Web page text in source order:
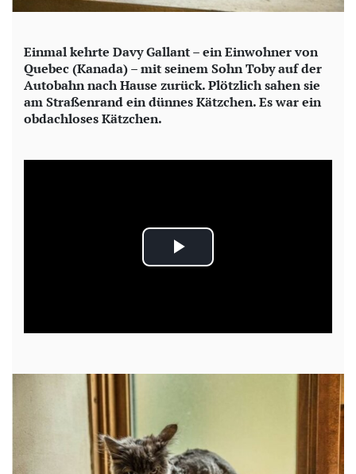
Einmal kehrte Davy Gallant – ein Einwohner von
Quebec (Kanada) – mit seinem Sohn Toby auf der
Autobahn nach Hause zurück. Plötzlich sahen sie
am Straßenrand ein dünnes Kätzchen. Es war ein
obdachloses Kätzchen.
P
a
y
V
i